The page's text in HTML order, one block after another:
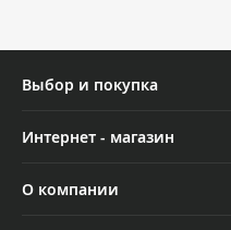
Выбор и покупка
Акции
Интернет - магазин
О компании